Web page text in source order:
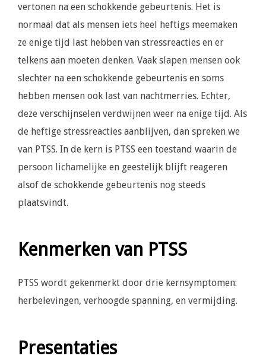
vertonen na een schokkende gebeurtenis. Het is
normaal dat als mensen iets heel heftigs meemaken
ze enige tijd last hebben van stressreacties en er
telkens aan moeten denken. Vaak slapen mensen ook
slechter na een schokkende gebeurtenis en soms
hebben mensen ook last van nachtmerries. Echter,
deze verschijnselen verdwijnen weer na enige tijd. Als
de heftige stressreacties aanblijven, dan spreken we
van PTSS. In de kern is PTSS een toestand waarin de
persoon lichamelijke en geestelijk blijft reageren
alsof de schokkende gebeurtenis nog steeds
plaatsvindt.
Kenmerken van PTSS
PTSS wordt gekenmerkt door drie kernsymptomen:
herbelevingen, verhoogde spanning, en vermijding.
Presentaties